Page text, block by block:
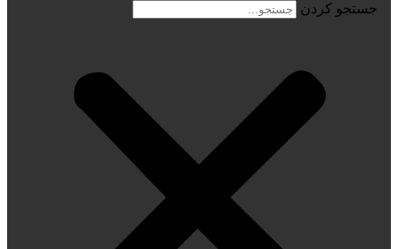
جستجو کردن